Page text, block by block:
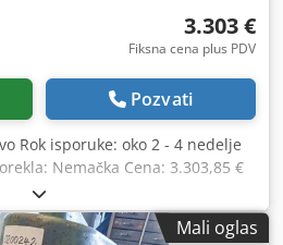
3.303 €
Fiksna cena plus PDV
Pozvati
Rok isporuke: oko 2 - 4 nedelje
Nemačka Cena: 3.303,85 €
čeliku: 6 mm Prihvat:
100 - 10.000 o/min Motor:
M5 Dužina: 452 mm Širina:
Mali oglas